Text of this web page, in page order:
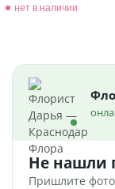
нет в наличии
Не нашли
Пришлите